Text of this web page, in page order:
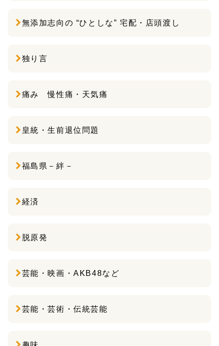
無添加志向の “ひとしな” 宅配・店頭渡し
独り言
痛み 慢性痛・天気痛
皇統・生前退位問題
福島県－絆－
経済
脱原発
芸能・映画・AKB48など
芸能・芸術・伝統芸能